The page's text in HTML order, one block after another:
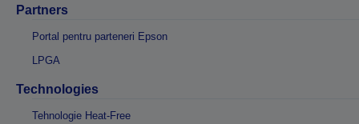
Partners
Portal pentru parteneri Epson
LPGA
Technologies
Tehnologie Heat-Free